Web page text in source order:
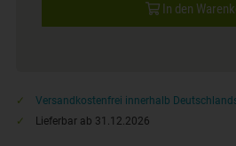
In den
Versandkostenfrei innerhalb
Lieferbar ab 31.12.2026